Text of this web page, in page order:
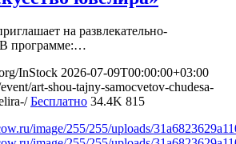
на развлекательно-
В программе:…
InStock 2026-07-09T00:00:00+03:00
art-shou-tajny-samocvetov-chudesa-
Бесплатно 34.4K 815
image/255/255/uploads/